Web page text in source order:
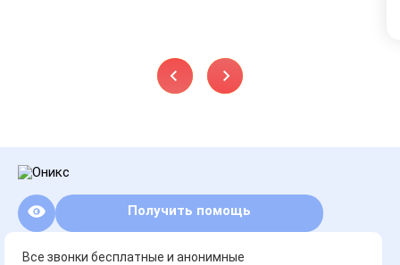
Получить помощь
Все звонки бесплатные и анонимные